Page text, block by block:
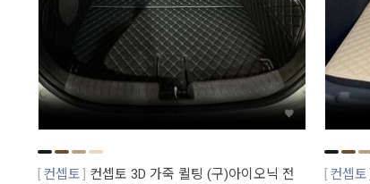
컨셉토
컨셉토 3D 가죽 퀼팅 (구)아이오닉 전
컨셉토